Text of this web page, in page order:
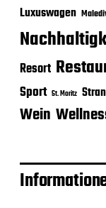
Luxuswagen
Resort
Sport St. Moritz
Wein